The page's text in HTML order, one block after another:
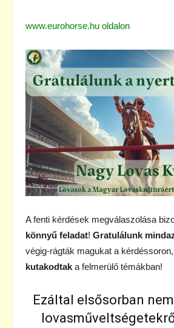
www.eurohorse.hu oldalon
A fenti kérdések megválaszolása
könnyű feladat! Gratulálunk
végig-rágták magukat a kérdéssoron,
kutakodtak a felmerülő témákban!
Ezáltal elsősorban